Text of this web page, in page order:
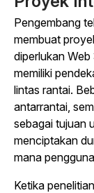
Pengembang
membuat
diperlukan
memiliki
lintas rantai.
antarrantai,
sebagai tujuan
menciptakan
mana
Ketika